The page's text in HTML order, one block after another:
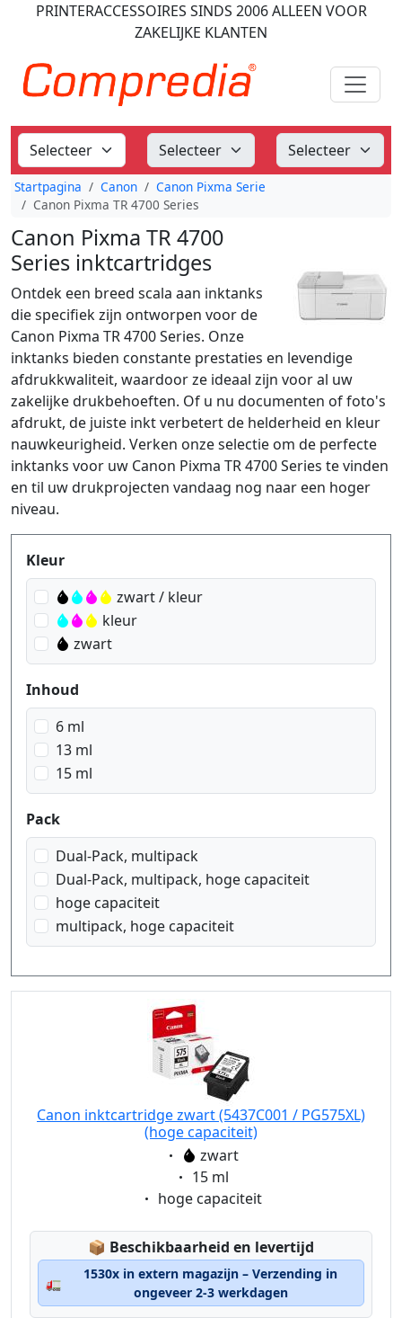
PRINTERACCESSOIRES SINDS 2006ALLEEN VOOR
ZAKELIJKE KLANTEN
Startpagina Canon
Canon Pixma Serie
Canon Pixma TR 4700 Series
Canon Pixma TR 4700
Series inktcartridges
Ontdek een breed scala aan inktanks
die specifiek zijn ontworpen voor de
Canon Pixma TR 4700 Series. Onze
inktanks bieden constante prestaties en levendige
afdrukkwaliteit, waardoor ze ideaal zijn voor al uw
zakelijke drukbehoeften. Of u nu documenten of foto's
afdrukt, de juiste inkt verbetert de helderheid en kleur
nauwkeurigheid. Verken onze selectie om de perfecte
inktanks voor uw Canon Pixma TR 4700 Series te vinden
en til uw drukprojecten vandaag nog naar een hoger
niveau.
Produktfilter
Kleur
zwart / kleur
kleur
zwart
Inhoud
6 ml
13 ml
15 ml
Pack
Dual-Pack, multipack
Dual-Pack, multipack, hoge capaciteit
hoge capaciteit
multipack, hoge capaciteit
Canon inktcartridge zwart (5437C001 / PG575XL)
(hoge capaciteit)
Eigenschaft:
zwart
Eigenschaft:
15 ml
Eigenschaft:
hoge capaciteit
📦 Lagerstatus:
Beschikbaarheid en levertijd
🚛
1530x in extern magazijn – Verzending in
ongeveer 2-3 werkdagen